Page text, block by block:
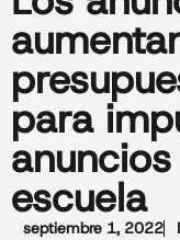
para
escuela
septiembre 1, 2022